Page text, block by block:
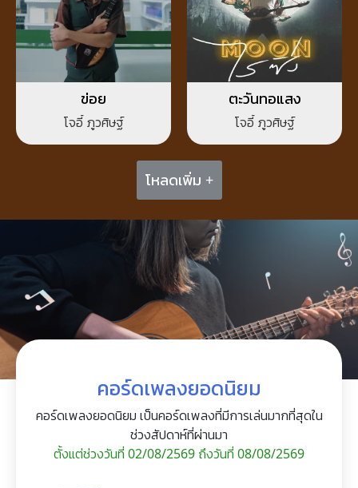
ข่อย
โจอี้ ภูวศิษฐ์
ตะวันทอแสง
โจอี้ ภูวศิษฐ์
โหลดเพิ่ม +
คอร์ดเพลงยอดนิยม
คอร์ดเพลงยอดนิยม เป็นคอร์ดเพลงที่มีการเล่นมากที่สุดใน
ช่วงสัปดาห์ที่ผ่านมา
ตั้งแต่ช่วงวันที่ 02/08/2569 ถึงวันที่ 08/08/2569